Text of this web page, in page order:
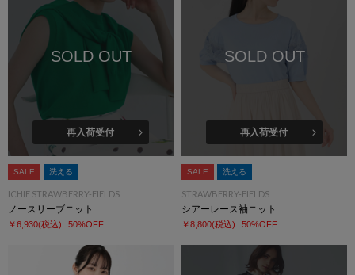
SOLD OUT
再入荷受付
SALE 洗える
ICHIE STRAWBERRY-FIELDS
ノースリーブニット
￥6,930(税込) 50%OFF
SOLD OUT
再入荷受付
SALE 洗える
STRAWBERRY-FIELDS
シアーレース袖ニット
￥8,800(税込) 50%OFF